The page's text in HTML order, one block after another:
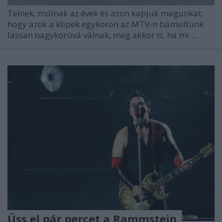
Telnek, múlnak az évek és azon kapjuk magunkat,
hogy azok a klipek egykoron az MTV-n bámultunk
lassan nagykorúvá válnak, még akkor is, ha mi ...
Üss el pár percet a Rammstein